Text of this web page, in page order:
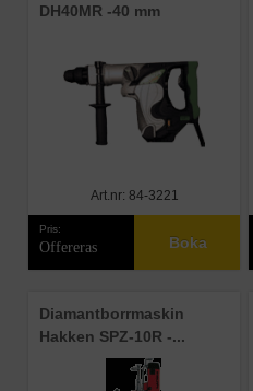
DH40MR -40 mm
Art.nr: 84-3221
Pris:
Offereras Boka
Diamantborrmaskin
Hakken SPZ-10R -...